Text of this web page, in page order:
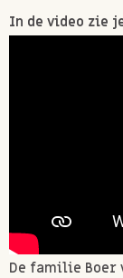
De familie Boer
In de video zie